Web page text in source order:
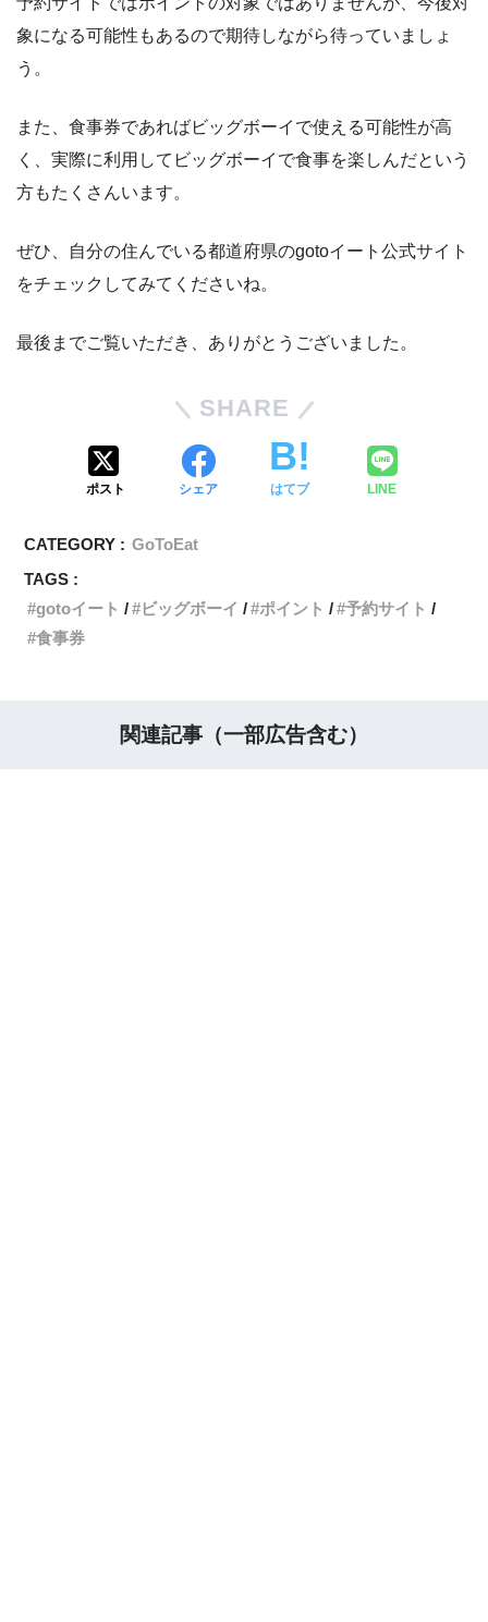
象になる可能性もあるので期待しながら待っていましょ
う。
また、食事券であればビッグボーイで使える可能性が高
く、実際に利用してビッグボーイで食事を楽しんだという
方もたくさんいます。
ぜひ、自分の住んでいる都道府県のgotoイート公式サイト
をチェックしてみてくださいね。
最後までご覧いただき、ありがとうございました。
SHARE
ポスト シェア はてブ LINE
CATEGORY : GoToEat
TAGS :
gotoイート
ビッグボーイ ポイント
予約サイト
食事券
関連記事（一部広告含む）